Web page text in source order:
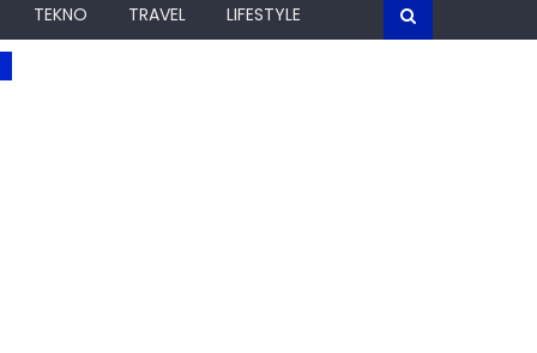
TEKNO TRAVEL LIFESTYLE